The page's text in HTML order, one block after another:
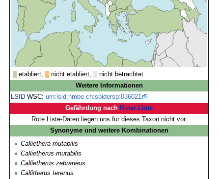
etabliert, nicht etabliert,
nicht betrachtet
Weitere Informationen
LSID WSC:urn:lsid:nmbe.ch:spidersp:036021
Gefährdung nach Roter Liste
Rote Liste-Daten liegen uns für dieses Taxon nicht vor.
Synonyme und weitere Kombinationen
Calliethera mutabilis
Callietherus mutabilis
Callietherus zebraneus
Callitherus terenus